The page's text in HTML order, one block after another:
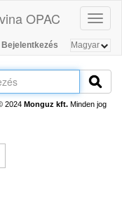
OPAC
Bejelentkezés
2024 Monguz kft.Minden jog